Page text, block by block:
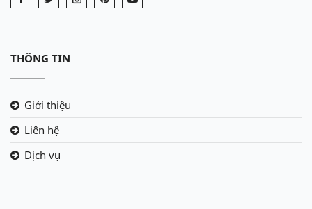
THÔNG TIN
Giới thiệu
Liên hệ
Dịch vụ